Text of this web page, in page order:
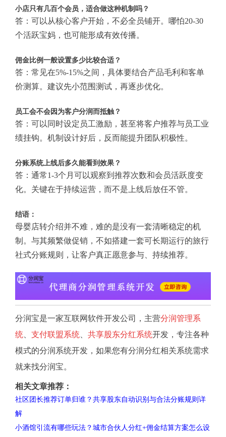
小店只有几百个会员，适合做这种机制吗？
答：可以从核心客户开始，不必全员铺开。哪怕20-30
个活跃宝妈，也可能形成有效传播。
佣金比例一般设置多少比较合适？
答：常见在5%-15%之间，具体要结合产品毛利和客单
价测算。建议先小范围测试，再逐步优化。
员工会不会因为客户分润而抵触？
答：可以同时设定员工激励，甚至将客户推荐与员工业
绩挂钩。机制设计好后，反而能提升团队积极性。
分账系统上线后多久能看到效果？
答：通常1-3个月可以观察到推荐次数和会员活跃度变
化。关键在于持续运营，而不是上线后放任不管。
结语：
母婴店转介绍并不难，难的是没有一套清晰稳定的机
制。与其频繁做促销，不如搭建一套可长期运行的旅行
社式分账规则，让客户真正愿意参与、持续推荐。
分润宝是一家互联网软件开发公司，主营分润管理系
统
支付联盟系统 共享股东分红系统开发，专注各种
模式的分润系统开发，如果您有分润分红相关系统需求
就来找分润宝。
相关文章推荐：
社区团长推荐订单归谁？共享股东自动识别与合法分账规则详
解
小酒馆引流有哪些玩法？城市合伙人分红+佣金结算方案怎么设